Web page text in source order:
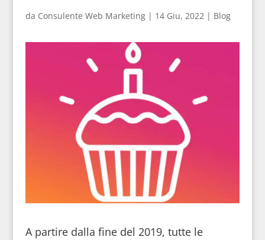
da Consulente Web Marketing| 14 Giu, 2022| Blog
A partire dalla fine del 2019, tutte le